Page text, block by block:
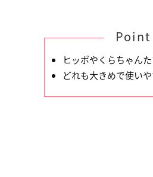
Point
ヒッポやくらちゃん
どれも大きめで使い